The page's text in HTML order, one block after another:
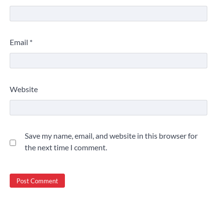
Email *
Website
Save my name, email, and website in this browser for
the next time I comment.